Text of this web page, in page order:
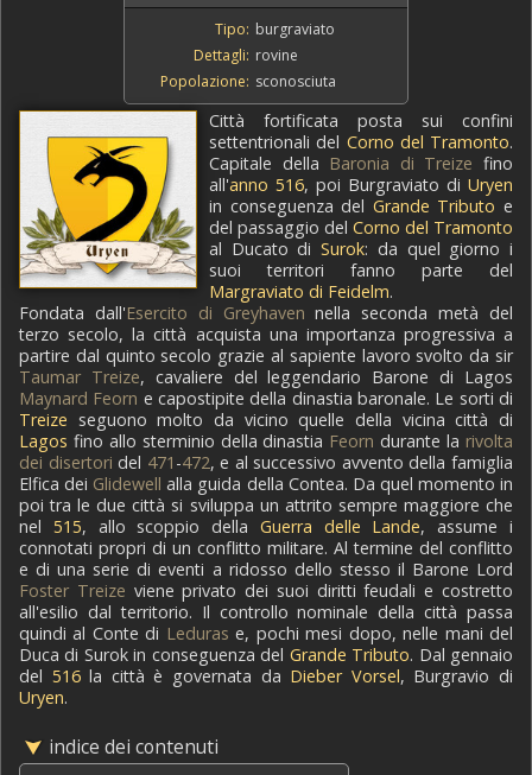
Tipo: burgraviato
Dettagli: rovine
Popolazione: sconosciuta
Città fortificata posta sui confini
settentrionali del Corno del Tramonto.
Capitale della Baronia di Treize fino
all'anno 516, poi Burgraviato di Uryen
in conseguenza del Grande Tributo e
del passaggio del Corno del Tramonto
al Ducato diSurok: da quel giorno i
suoi territori fanno parte del
Margraviato di Feidelm.
Fondata dall'Esercito di Greyhaven nella seconda metà del
terzo secolo, la città acquista una importanza progressiva a
partire dal quinto secolo grazie al sapiente lavoro svolto da sir
Taumar Treize, cavaliere del leggendario Barone di Lagos
Maynard Feorn e capostipite della dinastia baronale. Le sorti di
Treize seguono molto da vicino quelle della vicina città di
Lagos fino allo sterminio della dinastia Feorn durante la rivolta
dei disertori del 471 -472, e al successivo avvento della famiglia
Elfica dei Glidewell alla guida della Contea. Da quel momento in
poi tra le due città si sviluppa un attrito sempre maggiore che
nel 515, allo scoppio della Guerra delle Lande, assume i
connotati propri di un conflitto militare. Al termine del conflitto
e di una serie di eventi a ridosso dello stesso il Barone Lord
Foster Treize viene privato dei suoi diritti feudali e costretto
all'esilio dal territorio. Il controllo nominale della città passa
quindi al Conte di Leduras e, pochi mesi dopo, nelle mani del
Duca di Surok in conseguenza del Grande Tributo. Dal gennaio
del 516la città è governata da Dieber Vorsel, Burgravio di
Uryen.
indice dei contenuti